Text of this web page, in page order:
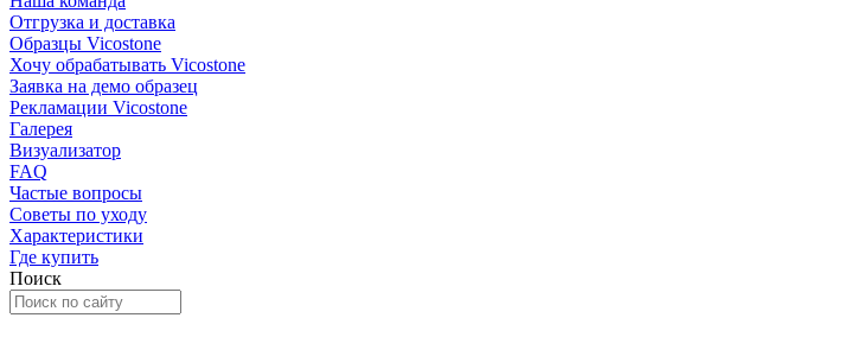
Отгрузка и доставка
Образцы Vicostone
Хочу обрабатывать Vicostone
Заявка на демо образец
Рекламации Vicostone
Галерея
Визуализатор
FAQ
Частые вопросы
Советы по уходу
Характеристики
Где купить
Поиск